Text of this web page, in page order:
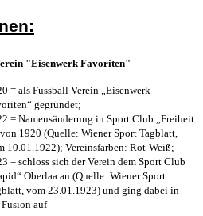
"Eisenwerk Favoriten"
= als Fussball Verein „Eisenwerk
gegründet;
= Namensänderung in Sport Club „Freiheit
1920 (Quelle: Wiener Sport Tagblatt,
10.01.1922); Vereinsfarben: Rot-Weiß;
= schloss sich der Verein dem Sport Club
Oberlaa an (Quelle: Wiener Sport
vom 23.01.1923) und ging dabei in
Fusion auf